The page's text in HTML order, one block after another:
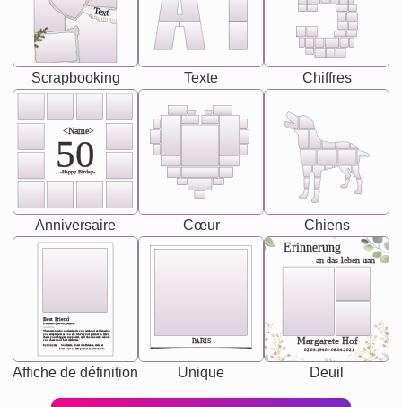
Text
Scrapbooking Texte Chiffres
<Name>
50
-Happy Birday-
Anniversaire Cœur Chiens
Best Friend
[<NAME>] Noun, feminie
Synonyms: Soulmate, closet confidante, sister at
heart person, life partner in adventure.
The person who understands you without explanation
you accepts just as you are. She's your partner in life's,
chaos your biggest supporter, and the one with whom
you share your best memories.
Affiche de définition
PARIS
Unique
Erinnerung
an das leben uan
Margarete Hof
02.05.1940 - 08.04.2021
Deuil